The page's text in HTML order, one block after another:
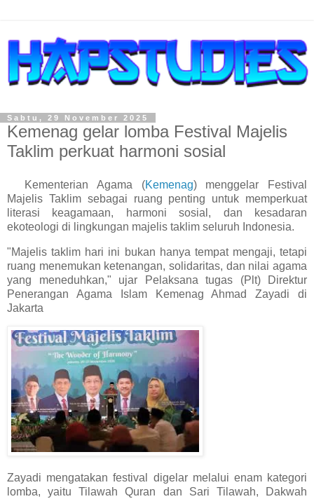
Sabtu, 29 November 2025
Kemenag gelar lomba Festival Majelis
Taklim perkuat harmoni sosial
Kementerian Agama (Kemenag) menggelar Festival
Majelis Taklim sebagai ruang penting untuk memperkuat
literasi keagamaan, harmoni sosial, dan kesadaran
ekoteologi di lingkungan majelis taklim seluruh Indonesia.
"Majelis taklim hari ini bukan hanya tempat mengaji, tetapi
ruang menemukan ketenangan, solidaritas, dan nilai agama
yang meneduhkan," ujar Pelaksana tugas (Plt) Direktur
Penerangan Agama Islam Kemenag Ahmad Zayadi di
Jakarta
Zayadi mengatakan festival digelar melalui enam kategori
lomba, yaitu Tilawah Quran dan Sari Tilawah, Dakwah